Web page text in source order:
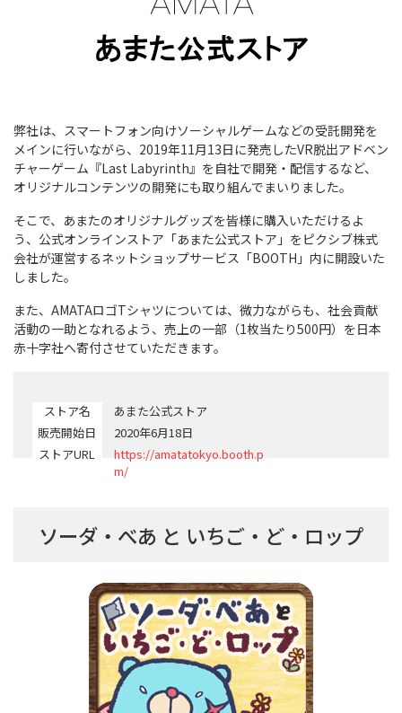
弊社は、スマートフォン向けソーシャルゲームなどの受託開発を
メインに行いながら、2019年11月13日に発売したVR脱出アドベン
チャーゲーム『Last Labyrinth』を自社で開発・配信するなど、
オリジナルコンテンツの開発にも取り組んでまいりました。
そこで、あまたのオリジナルグッズを皆様に購入いただけるよ
う、公式オンラインストア「あまた公式ストア」をピクシブ株式
会社が運営するネットショップサービス「BOOTH」内に開設いた
しました。
また、AMATAロゴTシャツについては、微力ながらも、社会貢献
活動の一助となれるよう、売上の一部（1枚当たり500円）を日本
赤十字社へ寄付させていただきます。
ストア名
あまた公式ストア
販売開始日
2020年6月18日
ストアURL
https://amatatokyo.booth.p
m/
ソーダ・べあ と いちご・ど・ロップ